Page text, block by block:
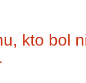
kto bol